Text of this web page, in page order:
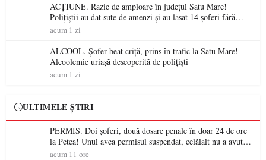
ACȚIUNE. Razie de amploare în județul Satu Mare!
Polițiștii au dat sute de amenzi și au lăsat 14 șoferi fără
permis într-o singură zi
acum 1 zi
ALCOOL. Șofer beat criță, prins în trafic la Satu Mare!
Alcoolemie uriașă descoperită de polițiști
acum 1 zi
ULTIMELE ȘTIRI
PERMIS. Doi șoferi, două dosare penale în doar 24 de ore
la Petea! Unul avea permisul suspendat, celălalt nu a avut
niciodată permis
acum 11 ore